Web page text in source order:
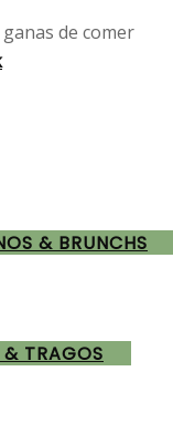
de comer
& BRUNCHS
& TRAGOS